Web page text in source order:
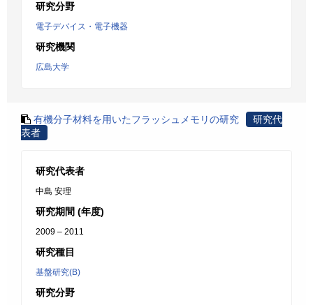
研究分野
電子デバイス・電子機器
研究機関
広島大学
有機分子材料を用いたフラッシュメモリの研究
研究代
表者
研究代表者
中島 安理
研究期間 (年度)
2009 – 2011
研究種目
基盤研究(B)
研究分野